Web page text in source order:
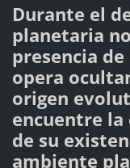
Durante el
planetaria
presencia
opera
origen
encuentre
de su
ambiente